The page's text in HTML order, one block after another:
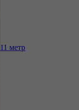
11 метр